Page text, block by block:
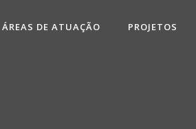
ÁREAS DE ATUAÇÃO PROJETOS